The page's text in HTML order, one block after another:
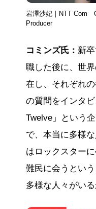
岩澤沙妃｜NTT Com
Producer
コミンズ氏： 新
職した後に、世
在し、それぞれ
の質問をインタ
Twelve」という
で、本当に多様
はロックスター
難民に会うとい
多様な人々がい